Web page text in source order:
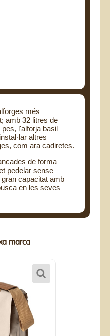
més
amb 32 litres de
l'alforja basil
altres
com ara cadiretes.
de forma
pedelar sense
capacitat amb
en les seves
marca